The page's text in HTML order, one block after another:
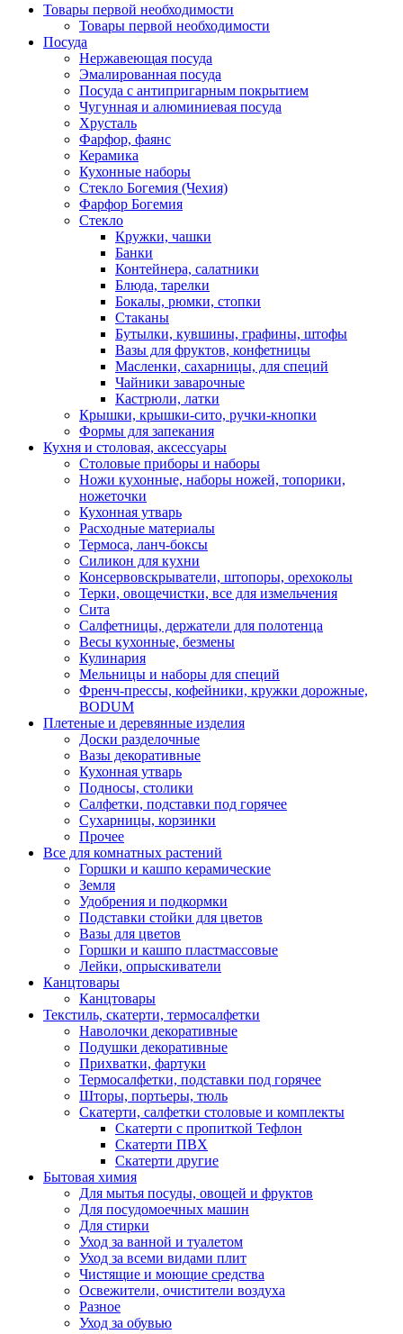
Товары первой необходимости
Товары первой необходимости
Посуда
Нержавеющая посуда
Эмалированная посуда
Посуда с антипригарным покрытием
Чугунная и алюминиевая посуда
Хрусталь
Фарфор, фаянс
Керамика
Кухонные наборы
Стекло Богемия (Чехия)
Фарфор Богемия
Стекло
Кружки, чашки
Банки
Контейнера, салатники
Блюда, тарелки
Бокалы, рюмки, стопки
Стаканы
Бутылки, кувшины, графины, штофы
Вазы для фруктов, конфетницы
Масленки, сахарницы, для специй
Чайники заварочные
Кастрюли, латки
Крышки, крышки-сито, ручки-кнопки
Формы для запекания
Кухня и столовая, аксессуары
Столовые приборы и наборы
Ножи кухонные, наборы ножей, топорики,
ножеточки
Кухонная утварь
Расходные материалы
Термоса, ланч-боксы
Силикон для кухни
Консервовскрыватели, штопоры, орехоколы
Терки, овощечистки, все для измельчения
Сита
Салфетницы, держатели для полотенца
Весы кухонные, безмены
Кулинария
Мельницы и наборы для специй
Френч-прессы, кофейники, кружки дорожные,
BODUM
Плетеные и деревянные изделия
Доски разделочные
Вазы декоративные
Кухонная утварь
Подносы, столики
Салфетки, подставки под горячее
Сухарницы, корзинки
Прочее
Все для комнатных растений
Горшки и кашпо керамические
Земля
Удобрения и подкормки
Подставки стойки для цветов
Вазы для цветов
Горшки и кашпо пластмассовые
Лейки, опрыскиватели
Канцтовары
Канцтовары
Текстиль, скатерти, термосалфетки
Наволочки декоративные
Подушки декоративные
Прихватки, фартуки
Термосалфетки, подставки под горячее
Шторы, портьеры, тюль
Скатерти, салфетки столовые и комплекты
Скатерти с пропиткой Тефлон
Скатерти ПВХ
Скатерти другие
Бытовая химия
Для мытья посуды, овощей и фруктов
Для посудомоечных машин
Для стирки
Уход за ванной и туалетом
Уход за всеми видами плит
Чистящие и моющие средства
Освежители, очистители воздуха
Разное
Уход за обувью